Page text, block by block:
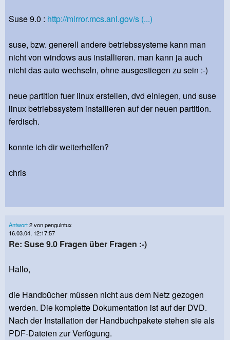
Suse 9.0 : http://mirror.mcs.anl.gov/s (...)
suse, bzw. generell andere betriebssysteme kann man
nicht von windows aus installieren. man kann ja auch
nicht das auto wechseln, ohne ausgestiegen zu sein :-)
neue partition fuer linux erstellen, dvd einlegen, und suse
linux betriebssystem installieren auf der neuen partition.
ferdisch.
konnte ich dir weiterhelfen?
chris
Antwort2 von penguintux
16.03.04, 12:17:57
Re: Suse 9.0 Fragen über Fragen :-)
Hallo,
die Handbücher müssen nicht aus dem Netz gezogen
werden. Die komplette Dokumentation ist auf der DVD.
Nach der Installation der Handbuchpakete stehen sie als
PDF-Dateien zur Verfügung.